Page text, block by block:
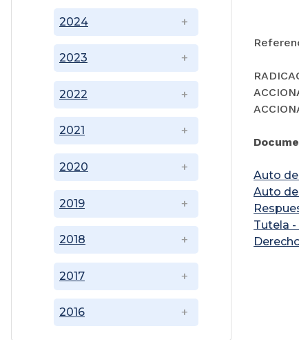
2016
2017
2018
2019
2020
2021
2022
2023
2024
Auto
Auto
Tutela -